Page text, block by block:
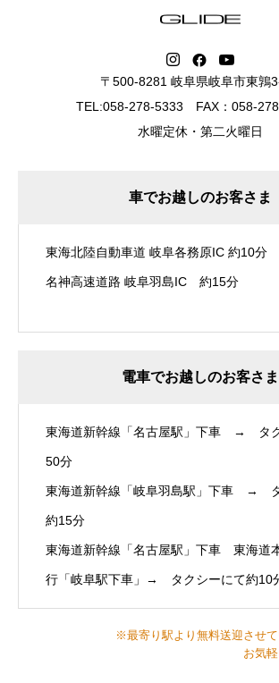
〒500-8281 岐阜県岐阜市東鶉
TEL:058-278-5333 FAX：058-
水曜定休・第二火曜日
車でお越しのお客さま
東海北陸自動車道 岐阜各務原IC 約10分
名神高速道路 岐阜羽島IC 約15分
電車でお越しのお客さま
東海道新幹線「名古屋駅」下車 → タ
50分
東海道新幹線「岐阜羽島駅」下車 →
約15分
東海道新幹線「名古屋駅」下車 東海道
行「岐阜駅下車」→ タクシーにて約10
※最寄り駅より無料送迎させて
お気